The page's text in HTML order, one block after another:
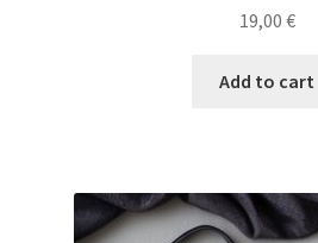
19,00 €
Add to cart